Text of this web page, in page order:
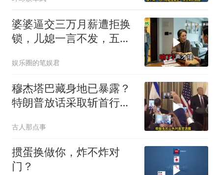
婆婆逼交三万月薪遭拒换
锁，儿媳一言不发，五天
娱乐圈的笔娱君
穆杰塔巴藏身地已暴露？
特朗普放话采取斩首行
古人那点事
掼蛋换做你，炸不炸对
门？